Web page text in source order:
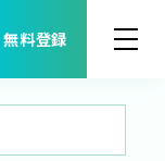
無料登録